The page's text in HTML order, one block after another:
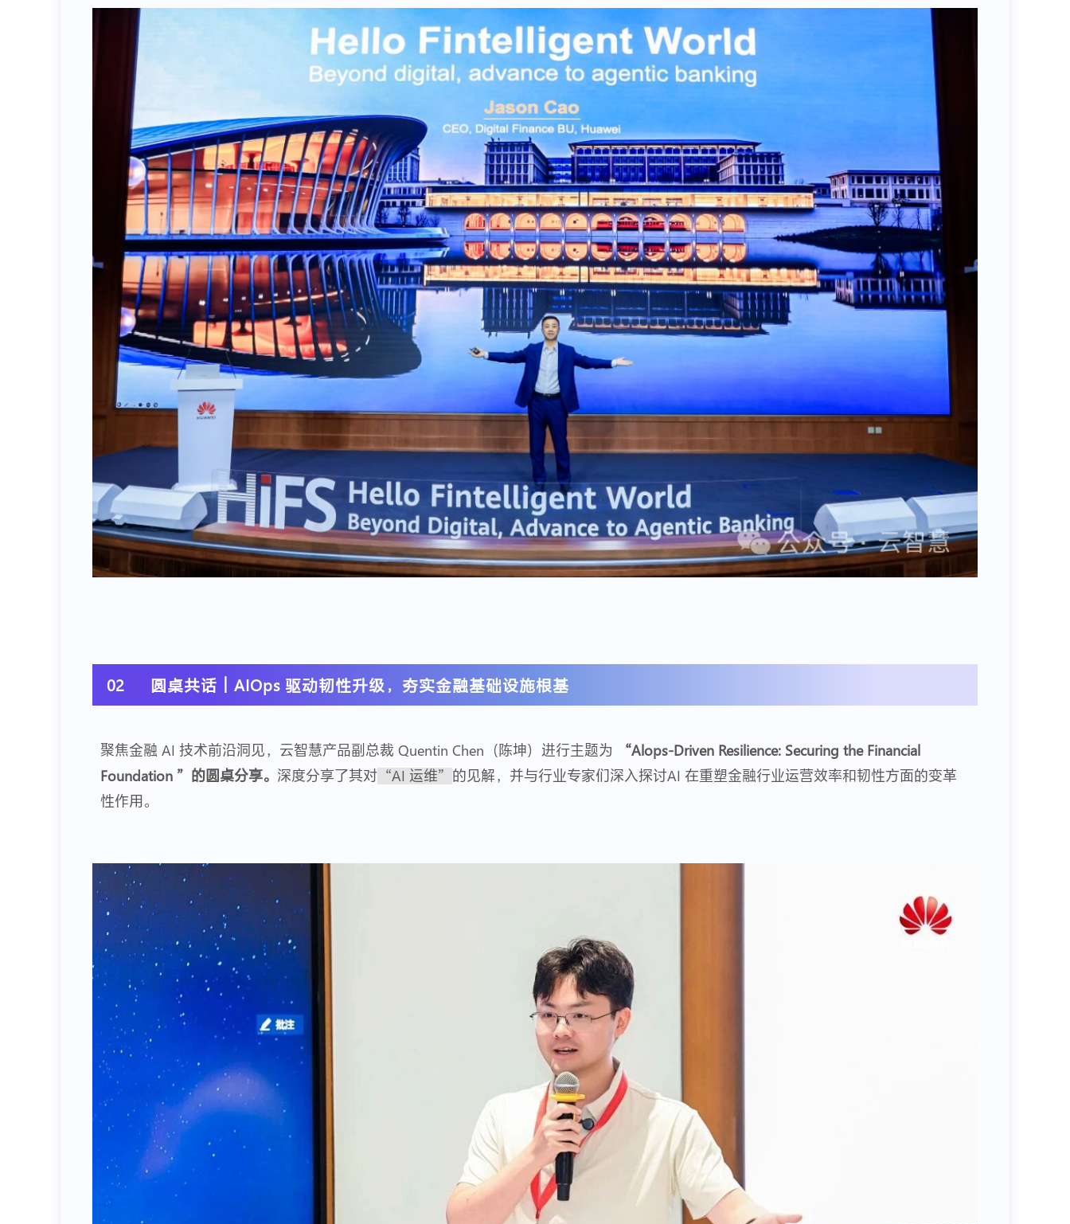
02 圆桌共话｜AIOps 驱动韧性升级，夯实金融基础设施根基
聚焦金融 AI 技术前沿洞见，云智慧产品副总裁 Quentin Chen（陈坤）进行主题为
“Alops-Driven Resilience: Securing the Financial
Foundation ”的圆桌分享。 深度分享了其对 “AI 运维” 的见解，并与行业专家们深入探讨AI 在重塑金融行业运营效率和韧性方面的变革
性作用。